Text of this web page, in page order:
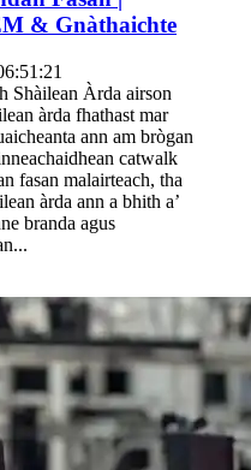
& Gnàthaichte
Shàilean Àrda airson
àrda fhathast mar
ann am brògan
catwalk
fasan malairteach, tha
àrda ann a bhith a’
branda agus